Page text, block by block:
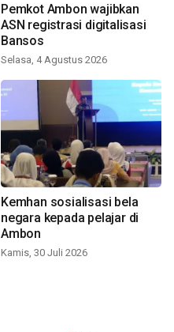
Pemkot Ambon wajibkan
ASN registrasi digitalisasi
Bansos
Selasa, 4 Agustus 2026
Kemhan sosialisasi bela
negara kepada pelajar di
Ambon
Kamis, 30 Juli 2026